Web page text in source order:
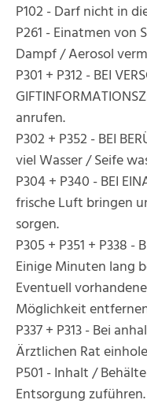
P102 - Darf nicht in
P261 - Einatmen von
Dampf / Aerosol
P301 + P312 - BEI
anrufen.
P302 + P352 - BEI
viel Wasser / Seife
P304 + P340 - BEI
frische Luft bringen
sorgen.
P305 + P351 + P338 -
Einige Minuten lang
Eventuell
Möglichkeit
P337 + P313 - Bei
Ärztlichen Rat
P501 - Inhalt /
Entsorgung zuführen.